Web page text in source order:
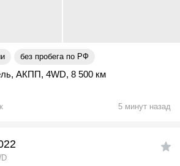
без пробега по РФ
, АКПП, 4WD, 8 500 км
5 минут назад